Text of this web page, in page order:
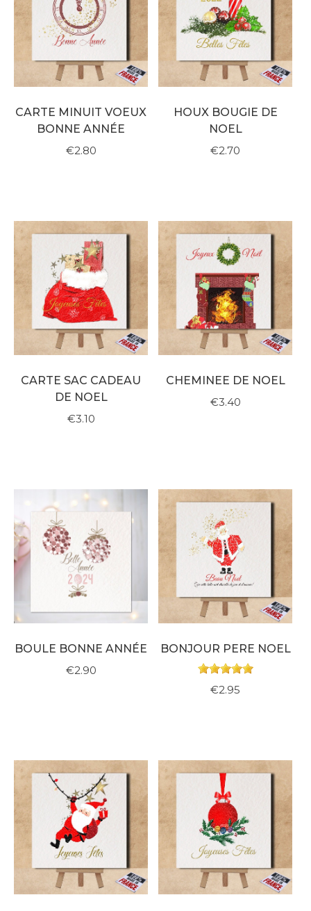
CARTE MINUIT VOEUX
BONNE ANNÉE
€2.80
HOUX BOUGIE DE
NOEL
€2.70
CARTE SAC CADEAU
DE NOEL
€3.10
CHEMINEE DE NOEL
€3.40
BOULE BONNE ANNÉE
€2.90
BONJOUR PERE NOEL
€2.95